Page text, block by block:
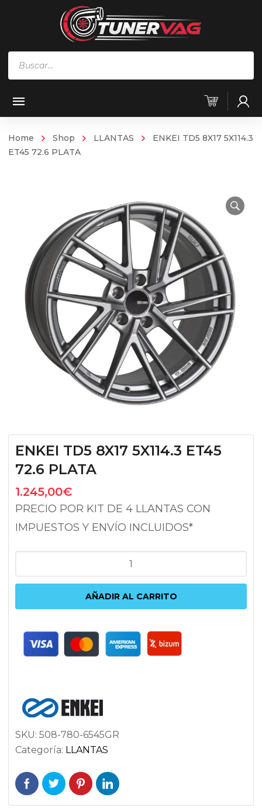
Home Shop LLANTAS
ENKEI TD5 8X17 5X114.3
ET45 72.6 PLATA
ENKEI TD5 8X17 5X114.3 ET45
72.6 PLATA
1.245,00€
PRECIO POR KIT DE 4 LLANTAS CON
IMPUESTOS Y ENVÍO INCLUIDOS*
TD5
5X114.3
72.6
PLATA
AÑADIR AL CARRITO
SKU: 508-780-6545GR
Categoría: LLANTAS